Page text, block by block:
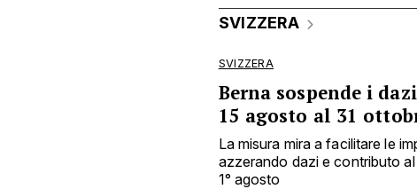
SVIZZERA
SVIZZERA
Berna sospende i
15 agosto al 31
La misura mira a facilitare le
azzerando dazi e contributo
1° agosto